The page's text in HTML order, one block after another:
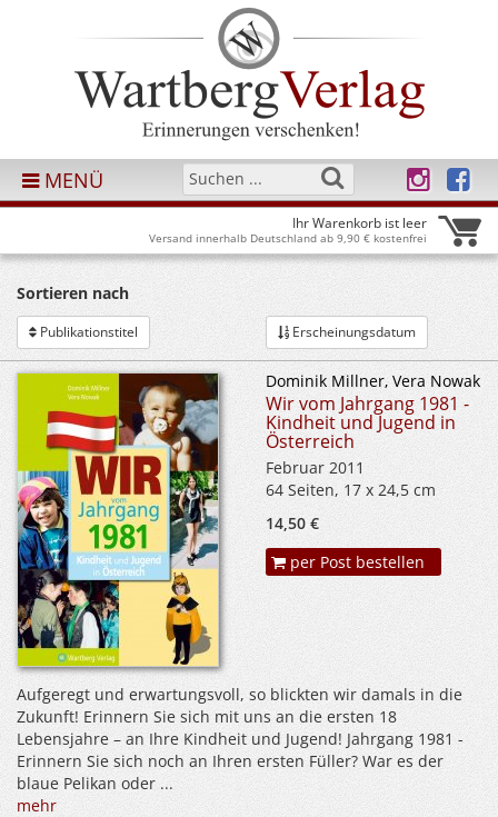
MENÜ
Ihr Warenkorb ist leer
Versand innerhalb Deutschland ab 9,90 € kostenfrei
Sortieren nach
Publikationstitel Erscheinungsdatum
Dominik Millner, Vera Nowak
Wir vom Jahrgang 1981 -
Kindheit und Jugend in
Österreich
Februar 2011
64 Seiten, 17 x 24,5 cm
14,50 €
per Post bestellen
Aufgeregt und erwartungsvoll, so blickten wir damals in die
Zukunft! Erinnern Sie sich mit uns an die ersten 18
Lebensjahre – an Ihre Kindheit und Jugend! Jahrgang 1981 -
Erinnern Sie sich noch an Ihren ersten Füller? War es der
blaue Pelikan oder ...
mehr